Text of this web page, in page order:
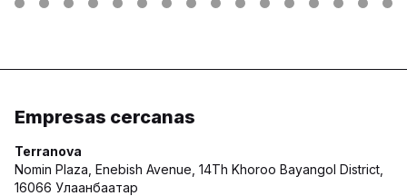
Empresas cercanas
Terranova
Nomin Plaza, Enebish Avenue, 14Th Khoroo Bayangol District,
16066 Улаанбаатар